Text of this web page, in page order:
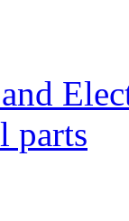
parts